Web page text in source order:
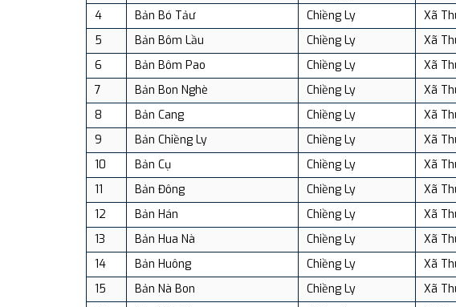
4
Bản Bó Tảư Chiềng Ly Xã
5
Bản Bôm Lầu Chiềng Ly Xã
6
Bản Bôm Pao Chiềng Ly Xã
7
Bản Bon Nghè Chiềng Ly Xã
8
Bản Cang Chiềng Ly Xã
9
Bản Chiềng Ly Chiềng Ly Xã
10
Bản Cụ Chiềng Ly Xã
11
Bản Đông Chiềng Ly Xã
12
Bản Hán Chiềng Ly Xã
13
Bản Hua Nà Chiềng Ly Xã
14
Bản Huông Chiềng Ly Xã
15
Bản Nà Bon Chiềng Ly Xã